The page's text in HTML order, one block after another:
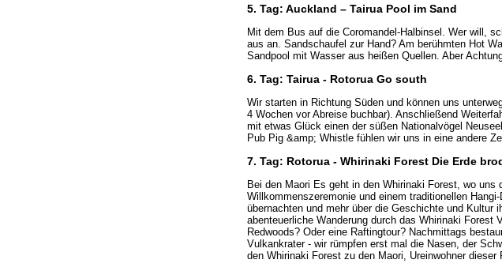
5. Tag: Auckland – Tairua Pool im Sand
Mit dem Bus auf die Coromandel-Halbinsel. Wer will,
aus an. Sandschaufel zur Hand? Am berühmten Hot
Sandpool mit Wasser aus heißen Quellen. Aber
6. Tag: Tairua - Rotorua Go south
Wir starten in Richtung Süden und können uns
4 Wochen vor Abreise buchbar). Anschließend
mit etwas Glück einen der süßen Nationalvögel
Pub Pig &amp; Whistle fühlen wir uns in eine andere
7. Tag: Rotorua - Whirinaki Forest Die Erde
Bei den Maori Es geht in den Whirinaki Forest, wo uns
Willkommenszeremonie und einem traditionellen
übernachten und mehr über die Geschichte und Kultur
abenteuerliche Wanderung durch das Whirinaki Forest
Redwoods? Oder eine Raftingtour? Nachmittags
Vulkankrater - wir rümpfen erst mal die Nasen, der
den Whirinaki Forest zu den Maori, Ureinwohner dieser